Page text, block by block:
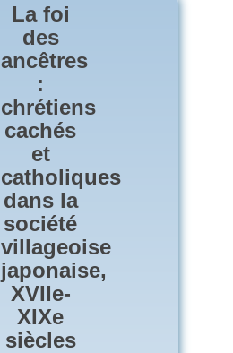
La foi
des
ancêtres
:
chrétiens
cachés
et
catholiques
dans la
société
villageoise
japonaise,
XVIIe-
XIXe
siècles